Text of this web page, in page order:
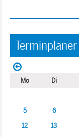
Terminplaner
Mo Di
5
6
12
13